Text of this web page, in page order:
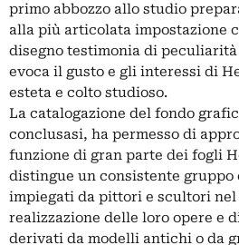
primo abbozzo allo studio
alla più articolata impostazione
disegno testimonia di
evoca il gusto e gli interessi di
esteta e colto studioso.
La catalogazione del fondo
conclusasi, ha permesso di
funzione di gran parte dei fogli
distingue un consistente
impiegati da pittori e scultori nel
realizzazione delle loro opere e
derivati da modelli antichi o da